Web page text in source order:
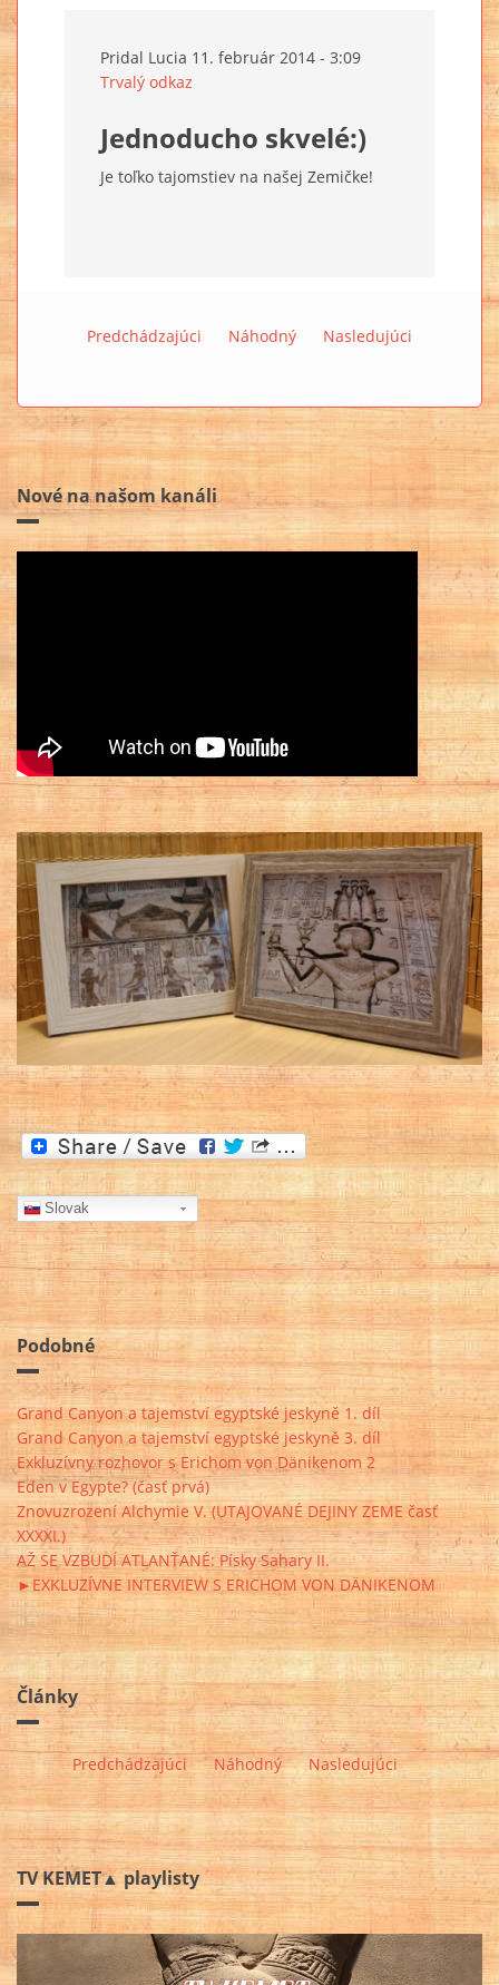
Pridal Lucia 11. február 2014 - 3:09
Trvalý odkaz
Jednoducho skvelé:)
Je toľko tajomstiev na našej Zemičke!
Predchádzajúci Náhodný Nasledujúci
Nové na našom kanáli
Slovak
Podobné
Grand Canyon a tajemství egyptské jeskyně 1. díl
Grand Canyon a tajemství egyptské jeskyně 3. díl
Exkluzívny rozhovor s Erichom von Dänikenom 2
Eden v Egypte? (časť prvá)
Znovuzrození Alchymie V. (UTAJOVANÉ DEJINY ZEME časť
XXXXI.)
AŽ SE VZBUDÍ ATLANŤANÉ: Písky Sahary II.
►EXKLUZÍVNE INTERVIEW S ERICHOM VON DÄNIKENOM
Články
Predchádzajúci Náhodný Nasledujúci
TV KEMET▲ playlisty